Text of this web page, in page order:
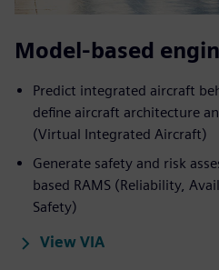
Model-based
Predict integrated aircraft
define aircraft architecture
(Virtual Integrated Aircraft)
Generate safety and risk
based RAMS (Reliability,
Safety)
View VIA